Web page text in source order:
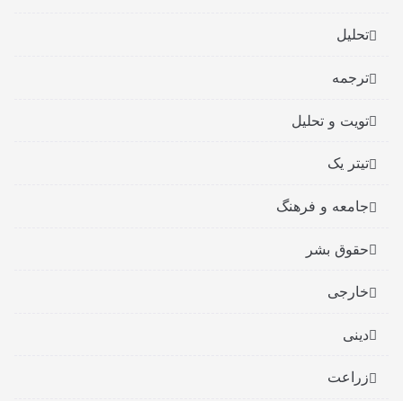
تحلیل
ترجمه
تویت و تحلیل
تیتر یک
جامعه و فرهنگ
حقوق بشر
خارجی
دینی
زراعت